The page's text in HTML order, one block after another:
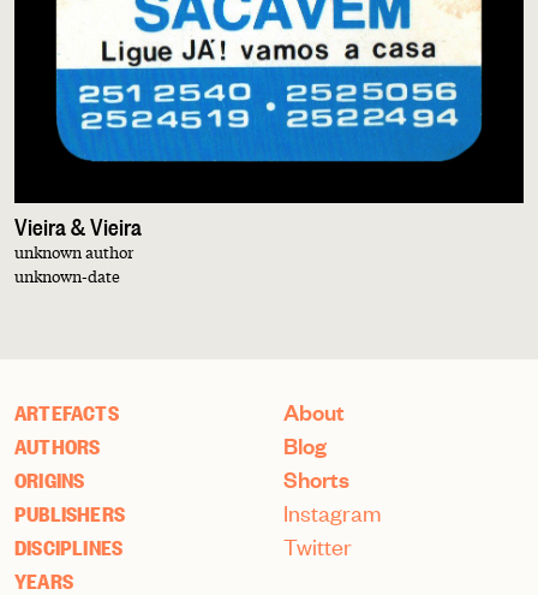
Vieira & Vieira
unknown author
unknown-date
ARTEFACTS
AUTHORS
ORIGINS
PUBLISHERS
DISCIPLINES
YEARS
About
Blog
Shorts
Instagram
Twitter